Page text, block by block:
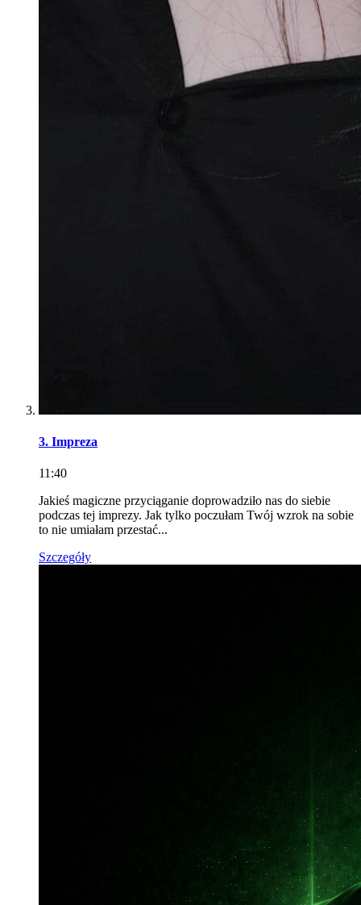
3. Impreza
11:40
Jakieś magiczne przyciąganie doprowadziło nas do siebie
podczas tej imprezy. Jak tylko poczułam Twój wzrok na sobie
to nie umiałam przestać...
Szczegóły